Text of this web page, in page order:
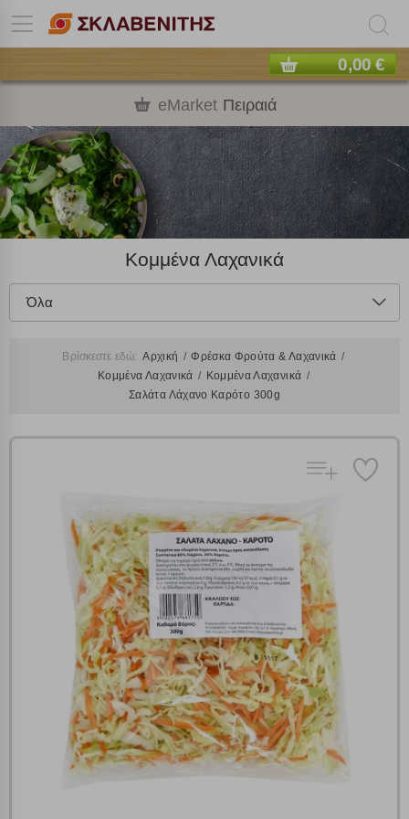
0,00 €
eMarket Πειραιά
Κομμένα Λαχανικά
Όλα
Βρίσκεστε εδώ: Αρχική
Φρέσκα Φρούτα & Λαχανικά
Κομμένα Λαχανικά
Κομμένα Λαχανικά
Σαλάτα Λάχανο Καρότο 300g